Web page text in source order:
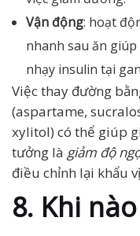
Vận động: hoạt
nhanh sau ăn
nhạy insulin tại
Việc thay đường
(aspartame,
xylitol) có thể giúp
tưởng là giảm độ
điều chỉnh lại khẩu
8. Khi